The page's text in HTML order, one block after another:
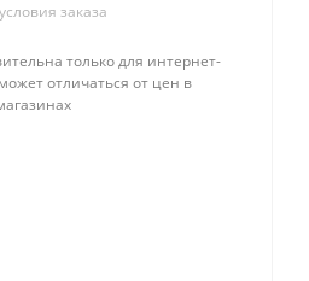
заказа
только для интернет-
отличаться от цен в